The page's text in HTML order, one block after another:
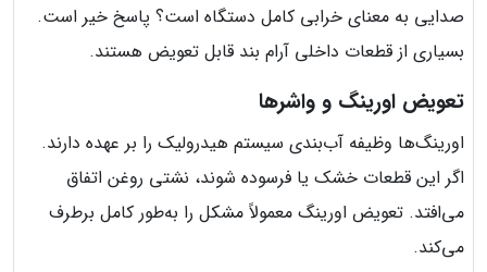
صدایی به معنای خرابی کامل دستگاه است؟ پاسخ خیر است.
بسیاری از قطعات داخلی آرام بند قابل تعویض هستند.
تعویض اورینگ و واشرها
اورینگ‌ها وظیفه آب‌بندی سیستم هیدرولیک را بر عهده دارند.
اگر این قطعات خشک یا فرسوده شوند، نشتی روغن اتفاق
می‌افتد. تعویض اورینگ معمولاً مشکل را به‌طور کامل برطرف
می‌کند.